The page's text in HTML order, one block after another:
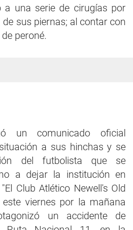
a una serie de cirugías por
de sus piernas; al contar con
peroné.
un comunicado oficial
a sus hinchas y se
del futbolista que se
a dejar la institución en
Club Atlético Newell's Old
viernes por la mañana
un accidente de